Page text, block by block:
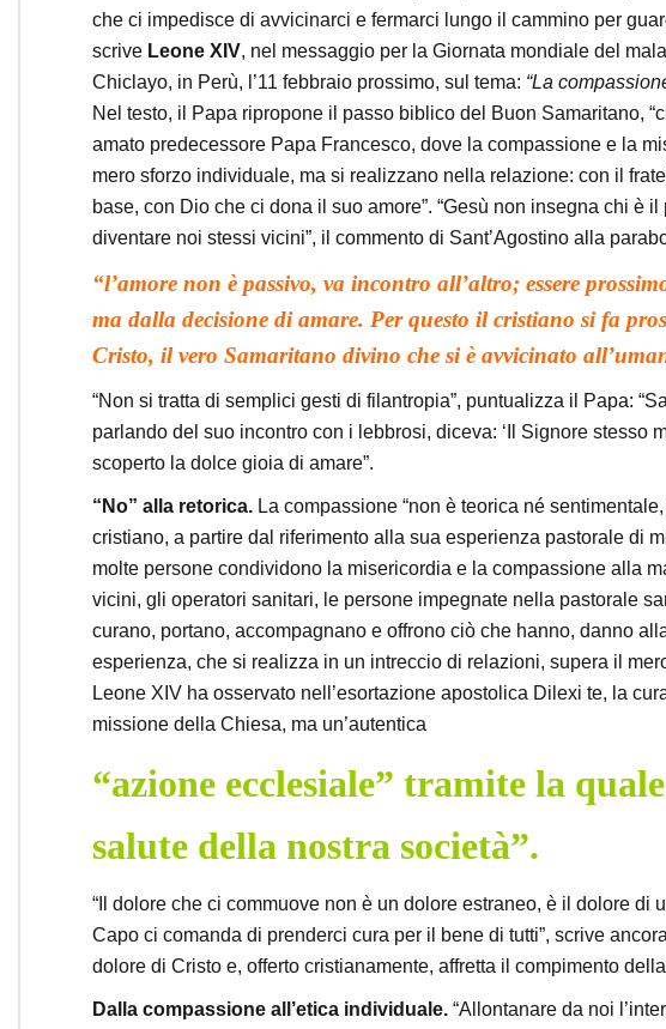
che ci impedisce di avvicinarci e fermarci lungo il cammino per
scrive Leone XIV, nel messaggio per la Giornata mondiale del
Chiclayo, in Perù, l’11 febbraio prossimo, sul tema: “La
Nel testo, il Papa ripropone il passo biblico del Buon Samaritano,
amato predecessore Papa Francesco, dove la compassione e la
mero sforzo individuale, ma si realizzano nella relazione: con il
base, con Dio che ci dona il suo amore”. “Gesù non insegna chi è
diventare noi stessi vicini”, il commento di Sant’Agostino alla
“l’amore non è passivo, va incontro all’altro; essere
ma dalla decisione di amare. Per questo il cristiano si fa
Cristo, il vero Samaritano divino che si è avvicinato
“Non si tratta di semplici gesti di filantropia”, puntualizza il Papa:
parlando del suo incontro con i lebbrosi, diceva: ‘Il Signore stesso
scoperto la dolce gioia di amare”.
“No” alla retorica. La compassione “non è teorica né
cristiano, a partire dal riferimento alla sua esperienza pastorale di
molte persone condividono la misericordia e la compassione alla
vicini, gli operatori sanitari, le persone impegnate nella pastorale
curano, portano, accompagnano e offrono ciò che hanno, danno
esperienza, che si realizza in un intreccio di relazioni, supera il
Leone XIV ha osservato nell’esortazione apostolica Dilexi te, la
missione della Chiesa, ma un’autentica
“azione ecclesiale” tramite la
salute della nostra società”.
“Il dolore che ci commuove non è un dolore estraneo, è il dolore
Capo ci comanda di prenderci cura per il bene di tutti”, scrive
dolore di Cristo e, offerto cristianamente, affretta il compimento
Dalla compassione all’etica individuale. “Allontanare da noi